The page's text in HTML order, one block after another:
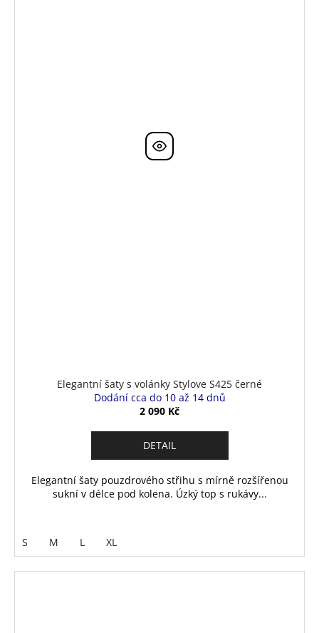
Elegantní šaty s volánky Stylove S425 černé
Dodání cca do 10 až 14 dnů
2 090 Kč
DETAIL
Elegantní šaty pouzdrového střihu s mírně rozšířenou
sukní v délce pod kolena. Úzký top s rukávy...
S M L XL